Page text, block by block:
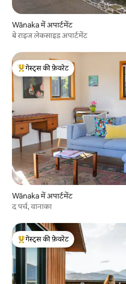
Wānaka में अपार्टमेंट
बे राइज लेकसाइड अपार्टमेंट
गेस्ट्स का टॉप फ़ेवरेट
गेस्ट्स की फ़ेवरेट
Wānaka में अपार्टमेंट
द पर्च, वानाका
गेस्ट्स का टॉप फ़ेवरेट
गेस्ट्स की फ़ेवरेट